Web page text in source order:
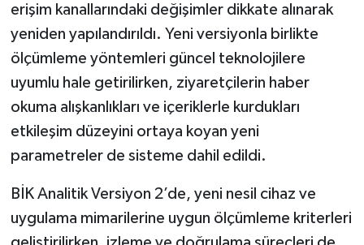
erişim kanallarındaki değişimler dikkate alınarak
yeniden yapılandırıldı. Yeni versiyonla birlikte
ölçümleme yöntemleri güncel teknolojilere
uyumlu hale getirilirken, ziyaretçilerin haber
okuma alışkanlıkları ve içeriklerle kurdukları
etkileşim düzeyini ortaya koyan yeni
parametreler de sisteme dahil edildi.
BİK Analitik Versiyon 2’de, yeni nesil cihaz ve
uygulama mimarilerine uygun ölçümleme kriterleri